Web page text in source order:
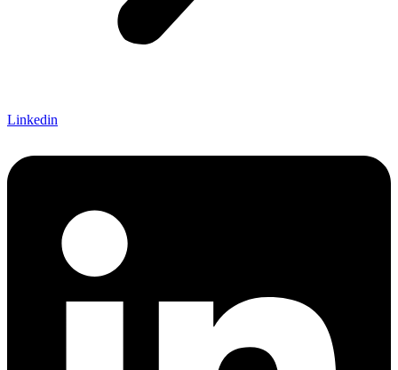
Linkedin